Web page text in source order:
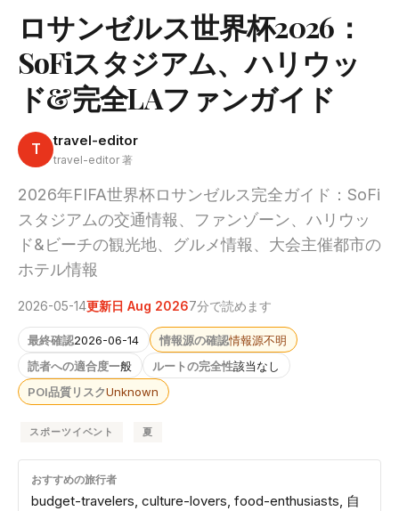
ロサンゼルス世界杯2026：
SoFiスタジアム、ハリウッ
ド&完全LAファンガイド
T travel-editor
travel-editor 著
2026年FIFA世界杯ロサンゼルス完全ガイド：SoFi
スタジアムの交通情報、ファンゾーン、ハリウッ
ド&ビーチの観光地、グルメ情報、大会主催都市の
ホテル情報
2026-05-14更新日 Aug 20267分で読めます
最終確認2026-06-14 情報源の確認情報源不明
読者への適合度一般 ルートの完全性該当なし
POI品質リスクUnknown
スポーツイベント 夏
おすすめの旅行者
budget-travelers, culture-lovers, food-enthusiasts, 自